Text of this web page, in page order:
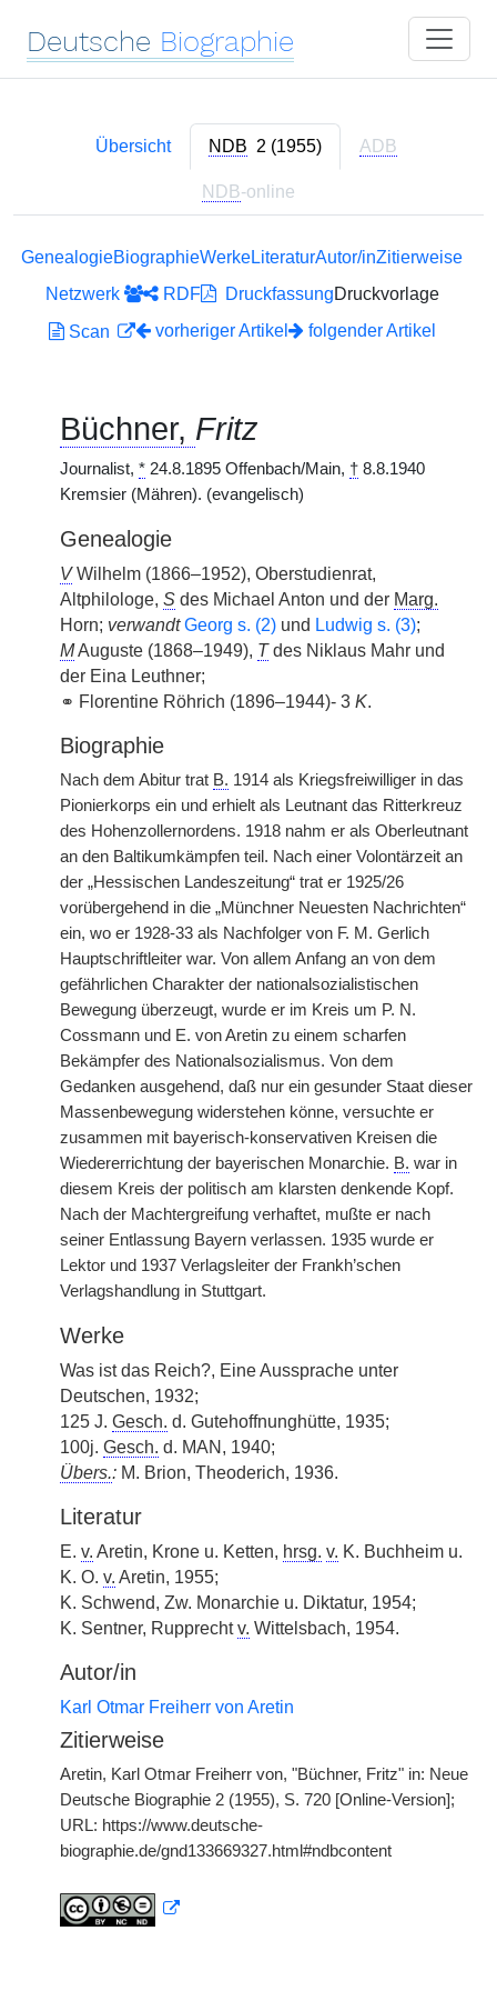
Deutsche Biographie
Übersicht NDB 2 (1955) ADB
NDB-online
GenealogieBiographieWerkeLiteraturAutor/inZitierweise
Netzwerk
RDF DruckfassungDruckvorlage
Scan
vorheriger Artikel folgender Artikel
Büchner, Fritz
Journalist, * 24.8.1895 Offenbach/Main, † 8.8.1940
Kremsier (Mähren). (evangelisch)
Genealogie
VWilhelm (1866–1952), Oberstudienrat,
Altphilologe, S des Michael Anton und der Marg.
Horn; verwandt Georg s. (2) und Ludwig s. (3);
MAuguste (1868–1949), Tdes Niklaus Mahr und
der Eina Leuthner;
⚭ Florentine Röhrich (1896–1944)- 3 K.
Biographie
Nach dem Abitur trat B. 1914 als Kriegsfreiwilliger in das
Pionierkorps ein und erhielt als Leutnant das Ritterkreuz
des Hohenzollernordens. 1918 nahm er als Oberleutnant
an den Baltikumkämpfen teil. Nach einer Volontärzeit an
der „Hessischen Landeszeitung“ trat er 1925/26
vorübergehend in die „Münchner Neuesten Nachrichten“
ein, wo er 1928-33 als Nachfolger von F. M. Gerlich
Hauptschriftleiter war. Von allem Anfang an von dem
gefährlichen Charakter der nationalsozialistischen
Bewegung überzeugt, wurde er im Kreis um P. N.
Cossmann und E. von Aretin zu einem scharfen
Bekämpfer des Nationalsozialismus. Von dem
Gedanken ausgehend, daß nur ein gesunder Staat dieser
Massenbewegung widerstehen könne, versuchte er
zusammen mit bayerisch-konservativen Kreisen die
Wiedererrichtung der bayerischen Monarchie. B. war in
diesem Kreis der politisch am klarsten denkende Kopf.
Nach der Machtergreifung verhaftet, mußte er nach
seiner Entlassung Bayern verlassen. 1935 wurde er
Lektor und 1937 Verlagsleiter der Frankh’schen
Verlagshandlung in Stuttgart.
Werke
Was ist das Reich?, Eine Aussprache unter
Deutschen, 1932;
125 J. Gesch. d. Gutehoffnunghütte, 1935;
100j. Gesch. d. MAN, 1940;
Übers.: M. Brion, Theoderich, 1936.
Literatur
E. v. Aretin, Krone u. Ketten, hrsg. v. K. Buchheim u.
K. O. v. Aretin, 1955;
K. Schwend, Zw. Monarchie u. Diktatur, 1954;
K. Sentner, Rupprechtv. Wittelsbach, 1954.
Autor/in
Karl Otmar Freiherr von Aretin
Zitierweise
Aretin, Karl Otmar Freiherr von, "Büchner, Fritz" in: Neue
Deutsche Biographie 2 (1955), S. 720 [Online-Version];
URL: https://www.deutsche-
biographie.de/gnd133669327.html#ndbcontent